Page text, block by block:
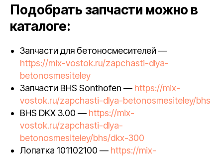
Подобрать запчасти можно в
каталоге:
Запчасти для бетоносмесителей —
https://mix-vostok.ru/zapchasti-dlya-
betonosmesiteley
Запчасти BHS Sonthofen — https://mix-
vostok.ru/zapchasti-dlya-betonosmesiteley/bhs
BHS DKX 3.00 — https://mix-
vostok.ru/zapchasti-dlya-
betonosmesiteley/bhs/dkx-300
Лопатка 101102100 — https://mix-